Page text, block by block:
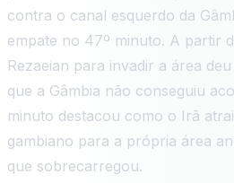
contra o canal esquerdo da
empate no 47º minuto. A partir
Rezaeian para invadir a área
que a Gâmbia não conseguiu
minuto destacou como o Irã
gambiano para a própria área
que sobrecarregou.